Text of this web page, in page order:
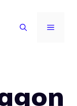
MENU